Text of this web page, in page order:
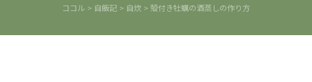
ココル > 自飯記 > 自炊 > 殻付き牡蠣の酒蒸しの作り方